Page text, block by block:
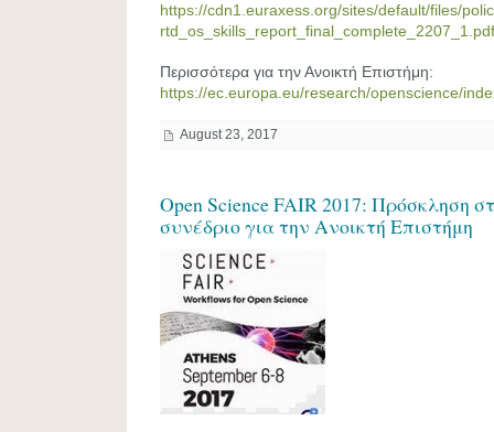
https://cdn1.euraxess.org/sites/default/files/
rtd_os_skills_report_final_complete_2207_1.pdf
Περισσότερα για την Ανοικτή Επιστήμη:
https://ec.europa.eu/research/openscience/
August 23, 2017
Open Science FAIR 2017: Πρόσκληση
συνέδριο για την Ανοικτή Επιστήμη